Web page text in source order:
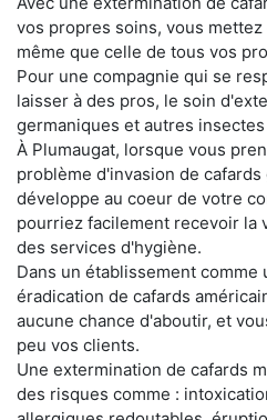
vos propres soins, vous
même que celle de tous vos
Pour une compagnie qui se
laisser à des pros, le soin
germaniques et autres
À Plumaugat, lorsque vous
problème d'invasion de
développe au coeur de votre
pourriez facilement recevoir la
des services d'hygiène.
Dans un établissement comme
éradication de cafards
aucune chance d'aboutir, et
peu vos clients.
Une extermination de cafards
des risques comme :